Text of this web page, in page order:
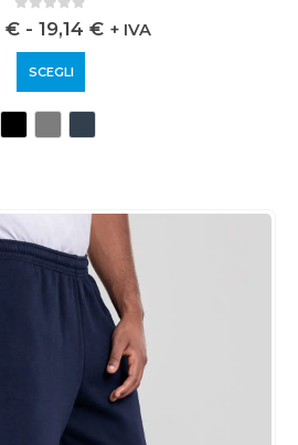
0 out of 5
€ - 19,14 € + IVA
SCEGLI